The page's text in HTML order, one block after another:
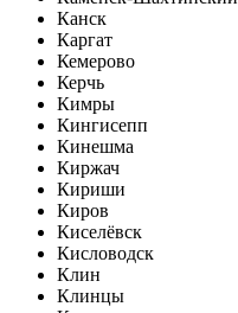
Канск
Каргат
Кемерово
Керчь
Кимры
Кингисепп
Кинешма
Киржач
Кириши
Киров
Киселёвск
Кисловодск
Клин
Клинцы